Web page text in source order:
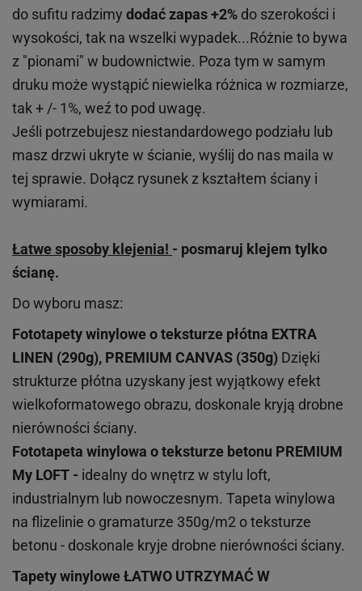
do sufitu radzimy dodać zapas +2% do szerokości i
wysokości, tak na wszelki wypadek...Różnie to bywa
z "pionami" w budownictwie. Poza tym w samym
druku może wystąpić niewielka różnica w rozmiarze,
tak + /- 1%, weź to pod uwagę.
Jeśli potrzebujesz niestandardowego podziału lub
masz drzwi ukryte w ścianie, wyślij do nas maila w
tej sprawie. Dołącz rysunek z kształtem ściany i
wymiarami.
Łatwe sposoby klejenia! - posmaruj klejem tylko
ścianę.
Do wyboru masz:
Fototapety winylowe oteksturze płótna EXTRA
LINEN (290g), PREMIUM CANVAS (350g) Dzięki
strukturze płótna uzyskany jest wyjątkowy efekt
wielkoformatowego obrazu, doskonale kryją drobne
nierówności ściany.
Fototapeta winylowa oteksturze betonu PREMIUM
My LOFT - idealny do wnętrz w stylu loft,
industrialnym lub nowoczesnym. Tapeta winylowa
na flizelinie o gramaturze 350g/m2 o teksturze
betonu - doskonale kryje drobne nierówności ściany.
Tapety winyloweŁATWO UTRZYMAĆ W